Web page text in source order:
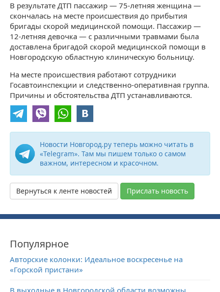
В результате ДТП пассажир — 75-летняя женщина —
скончалась на месте происшествия до прибытия
бригады скорой медицинской помощи. Пассажир —
12-летняя девочка — с различными травмами была
доставлена бригадой скорой медицинской помощи в
Новгородскую областную клиническую больницу.
На месте происшествия работают сотрудники
Госавтоинспекции и следственно-оперативная группа.
Причины и обстоятельства ДТП устанавливаются.
Новости Новгород.ру теперь можно читать в
«Telegram». Там мы пишем только о самом
важном, интересном и красочном.
Вернуться к ленте новостей Прислать новость
Популярное
Авторские колонки: Идеальное воскресенье на
«Горской пристани»